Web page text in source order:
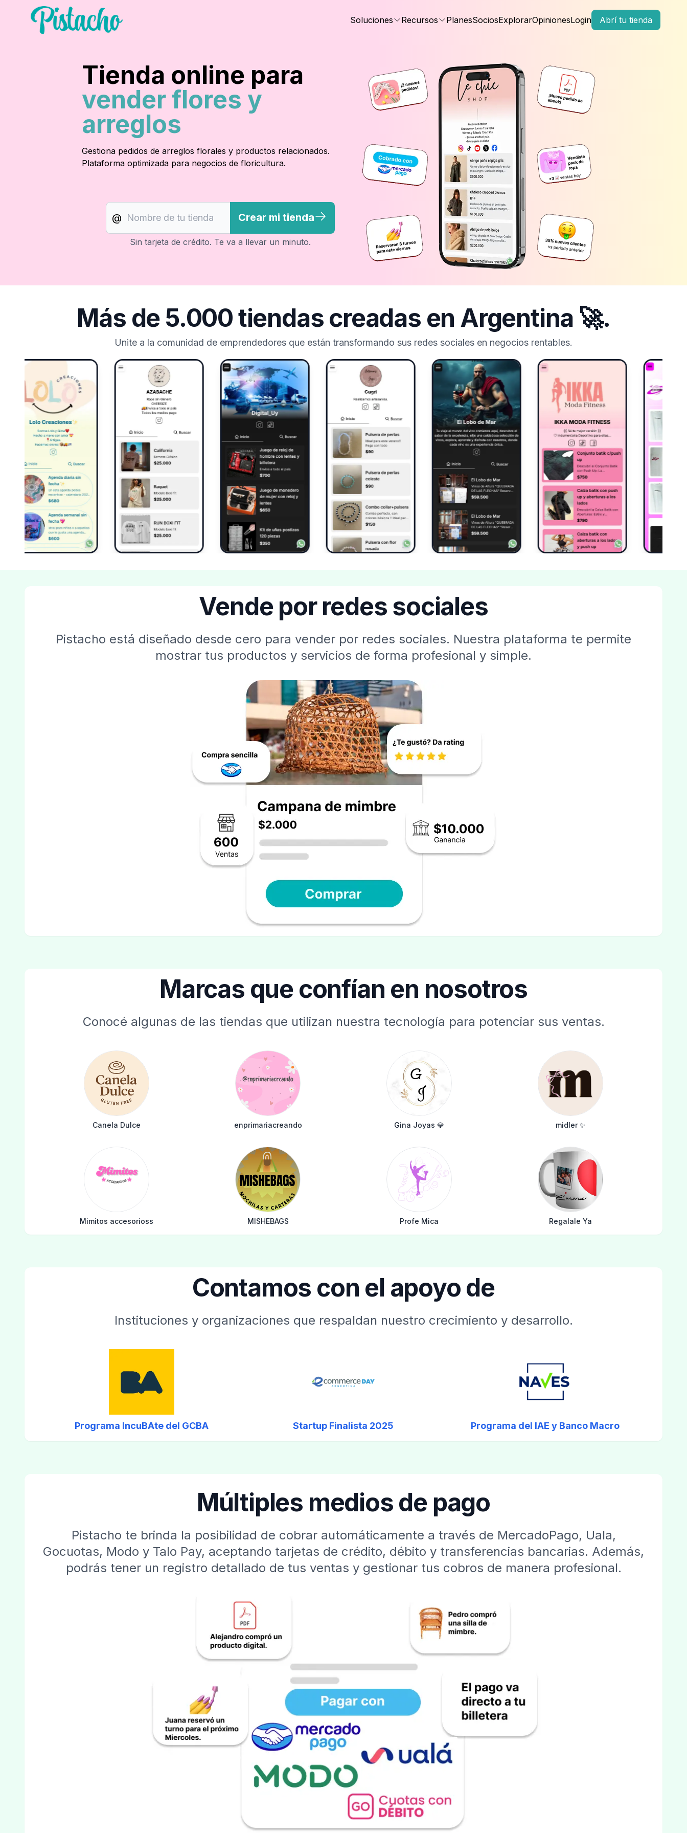
Soluciones Recursos PlanesSociosExplorarOpinionesLogin Abrí tu tienda
Tienda online para
vender flores y
arreglos
Gestiona pedidos de arreglos florales y productos relacionados.
Plataforma optimizada para negocios de floricultura.
@ Crear mi tienda
Sin tarjeta de crédito. Te va a llevar un minuto.
Más de 5.000 tiendas creadas en Argentina 🚀.
Unite a la comunidad de emprendedores que están transformando sus redes sociales en negocios rentables.
Vende por redes sociales
Pistacho está diseñado desde cero para vender por redes sociales. Nuestra plataforma te permite
mostrar tus productos y servicios de forma profesional y simple.
Marcas que confían en nosotros
Conocé algunas de las tiendas que utilizan nuestra tecnología para potenciar sus ventas.
Canela Dulce enprimariacreando Gina Joyas 💎 midler ✨️
Mimitos accesorioss MISHEBAGS Profe Mica Regalale Ya
Contamos con el apoyo de
Instituciones y organizaciones que respaldan nuestro crecimiento y desarrollo.
Programa IncuBAte del GCBA Startup Finalista 2025 Programa del IAE y Banco Macro
Múltiples medios de pago
Pistacho te brinda la posibilidad de cobrar automáticamente a través de MercadoPago, Uala,
Gocuotas, Modo y Talo Pay, aceptando tarjetas de crédito, débito y transferencias bancarias. Además,
podrás tener un registro detallado de tus ventas y gestionar tus cobros de manera profesional.